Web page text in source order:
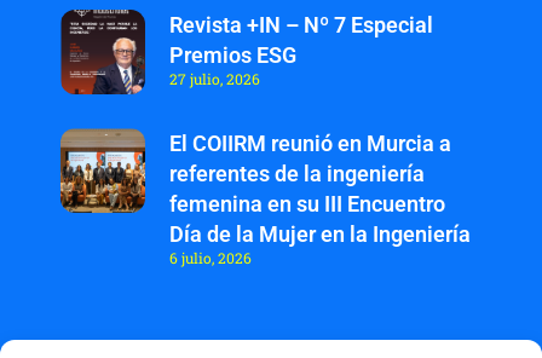
Revista +IN – Nº 7 Especial
Premios ESG
27 julio, 2026
El COIIRM reunió en Murcia a
referentes de la ingeniería
femenina en su III Encuentro
Día de la Mujer en la Ingeniería
6 julio, 2026